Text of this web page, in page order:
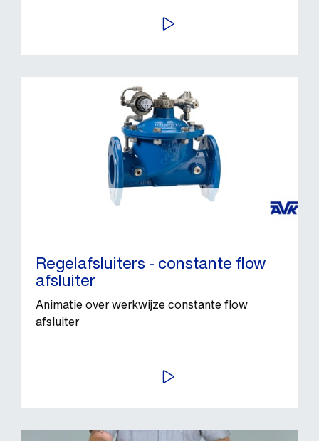
BEKIJK VIDEO
Regelafsluiters - constante flow
afsluiter
Animatie over werkwijze constante flow
afsluiter
BEKIJK VIDEO